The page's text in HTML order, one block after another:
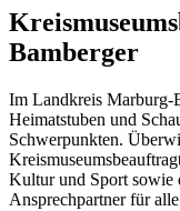
Bamberger
Im Landkreis Marburg-
Heimatstuben und
Schwerpunkten.
Kultur und Sport sowie
Ansprechpartner für